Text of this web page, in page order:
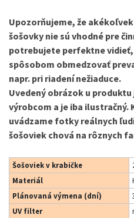
Upozorňujeme, že
šošovky nie sú vhodné pre
potrebujete perfektne
spôsobom obmedzovať
napr. pri riadení nežiaduce.
Uvedený obrázok u
výrobcom a je iba ilustračný.
uvádzame fotky reálnych
šošoviek chová na rôznych
Šošoviek v krabičke
Materiál
Plánovaná výmena (dní)
UV filter